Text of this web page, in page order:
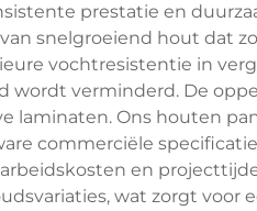
prestatie en
snelgroeiend hout dat
vochtresistentie in
wordt verminderd. De
laminaten. Ons houten
commerciële
en
wat zorgt